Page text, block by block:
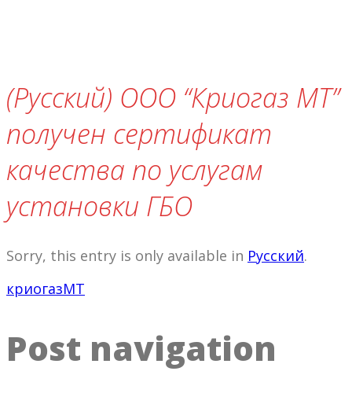
(Русский) ООО “Криогаз МТ”
получен сертификат
качества по услугам
установки ГБО
Sorry, this entry is only available in Русский.
криогазМТ
Post navigation